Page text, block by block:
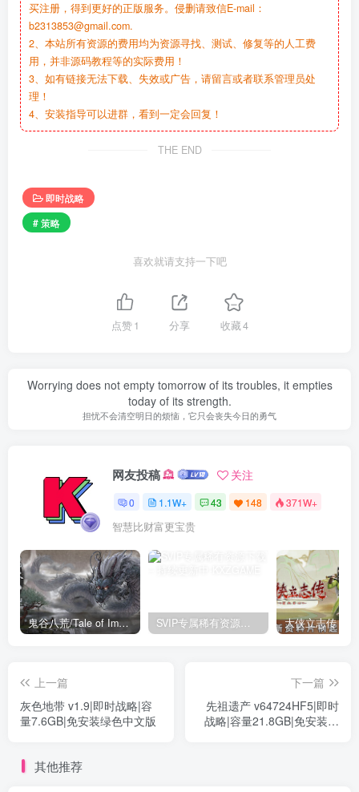
买注册，得到更好的正版服务。侵删请致信E-mail：
b2313853@gmail.com.
2、本站所有资源的费用均为资源寻找、测试、修复等的人工费
用，并非源码教程等的实际费用！
3、如有链接无法下载、失效或广告，请留言或者联系管理员处
理！
4、安装指导可以进群，看到一定会回复！
THE END
即时战略
# 策略
喜欢就请支持一下吧
点赞1 分享 收藏4
Worrying does not empty tomorrow of its troubles, it empties
today of its strength.
担忧不会清空明日的烦恼，它只会丧失今日的勇气
网友投稿 关注
0 1.1W+ 43 148 371W+
智慧比财富更宝贵
鬼谷八荒/Tale of Immortal v1.2.105.259|角色扮演|容量27.4GB|免安装绿色中文版 SVIP专属稀有资源下载 – 持续更新中
上一篇
灰色地带 v1.9|即时战略|容
量7.6GB|免安装绿色中文版
下一篇
先祖遗产 v64724HF5|即时
战略|容量21.8GB|免安装绿
其他推荐